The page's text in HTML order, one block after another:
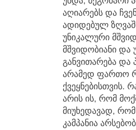
აღიარებს და
ადიდებულ
უნიკალური
მშვიდობიანი და
განვითარება და
არამედ ფართო
ქვეყნებისთვის.
არის ის, რომ
მიუხედავად,
კამპანია